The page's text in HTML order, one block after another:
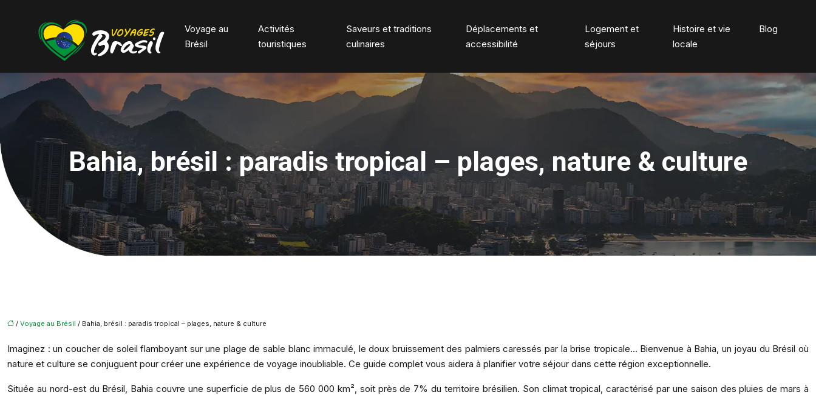
Voyage au
Brésil
Activités
touristiques
Saveurs et traditions
culinaires
Déplacements et
accessibilité
Logement et
séjours
Histoire et vie
locale
Blog
Bahia, brésil : paradis tropical – plages, nature & culture
/ Voyage au Brésil / Bahia, brésil : paradis tropical – plages, nature & culture
Imaginez : un coucher de soleil flamboyant sur une plage de sable blanc immaculé, le doux bruissement des palmiers caressés par la brise tropicale… Bienvenue à Bahia, un joyau du Brésil où
nature et culture se conjuguent pour créer une expérience de voyage inoubliable. Ce guide complet vous aidera à planifier votre séjour dans cette région exceptionnelle.
Située au nord-est du Brésil, Bahia couvre une superficie de plus de 560 000 km², soit près de 7% du territoire brésilien. Son climat tropical, caractérisé par une saison des pluies de mars à